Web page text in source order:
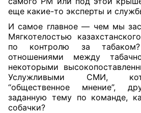
еще какие-то эксперты и
И самое главное — чем мы
Мягкотелостью
по контролю за
отношениями между
некоторыми
Услужливыми СМИ,
“общественное мнение”,
заданную тему по команде,
собачки?